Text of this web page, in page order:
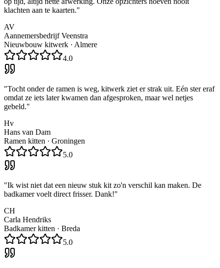
klachten aan te kaarten."
AV
Aannemersbedrijf Veenstra
Nieuwbouw kitwerk · Almere
4.0
"Tocht onder de ramen is weg, kitwerk ziet er strak uit. Eén ster eraf
omdat ze iets later kwamen dan afgesproken, maar wel netjes
gebeld."
Hv
Hans van Dam
Ramen kitten · Groningen
5.0
"Ik wist niet dat een nieuw stuk kit zo'n verschil kan maken. De
badkamer voelt direct frisser. Dank!"
CH
Carla Hendriks
Badkamer kitten · Breda
5.0